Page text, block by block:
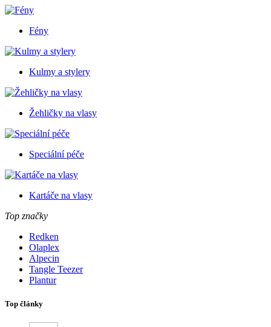
Fény
Kulmy a stylery
Žehličky na vlasy
Speciální péče
Kartáče na vlasy
Top značky
Redken
Olaplex
Alpecin
Tangle Teezer
Plantur
Top články